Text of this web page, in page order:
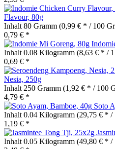
Flavour, 80g
Inhalt 80 Gramm (0,99 € * / 100
0,79 € *
Inhalt 0.08 Kilogramm (8,63 € * /
0,69 € *
Nesia, 250g
Inhalt 250 Gramm (1,92 € * / 100
4,79 € *
Soto
Inhalt 0.04 Kilogramm (29,75 € * /
1,19 € *
Inhalt 0.05 Kilogramm (49,80 € * /